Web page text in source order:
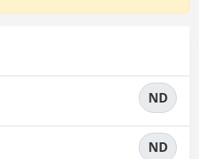
ND
ND